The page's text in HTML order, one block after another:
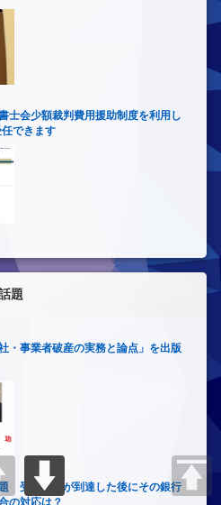
士会少額裁判費用援助制度を利用し
できます
題
・事業者破産の実務と論点」を出版
題 受任通知が到達した後にその銀行
の対応は？